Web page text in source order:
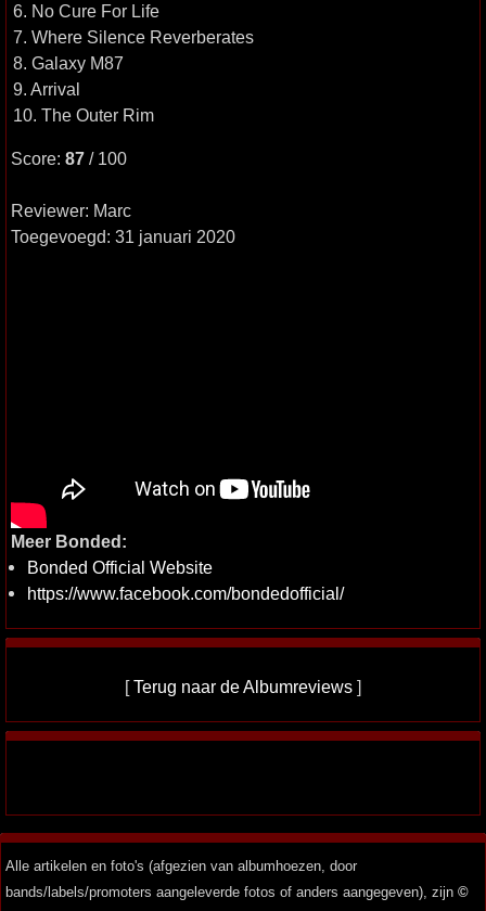
6. No Cure For Life
7. Where Silence Reverberates
8. Galaxy M87
9. Arrival
10. The Outer Rim
Score: 87 / 100
Reviewer: Marc
Toegevoegd: 31 januari 2020
Meer Bonded:
Bonded Official Website
https://www.facebook.com/bondedofficial/
[Terug naar de Albumreviews ]
Alle artikelen en foto's (afgezien van albumhoezen, door
bands/labels/promoters aangeleverde fotos of anders aangegeven), zijn ©